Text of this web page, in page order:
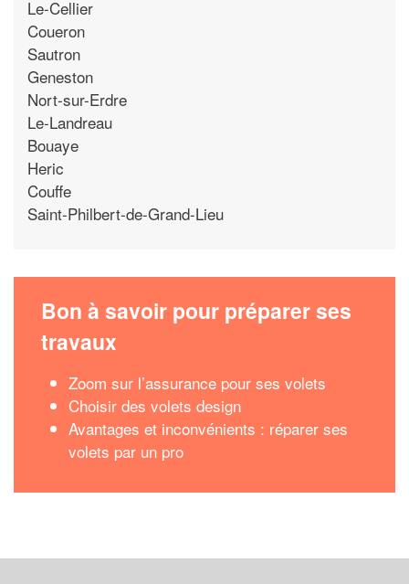
Le-Cellier
Coueron
Sautron
Geneston
Nort-sur-Erdre
Le-Landreau
Bouaye
Heric
Couffe
Saint-Philbert-de-Grand-Lieu
Bon à savoir pour préparer ses
travaux
Zoom sur l’assurance pour ses volets
Choisir des volets design
Avantages et inconvénients : réparer ses
volets par un pro